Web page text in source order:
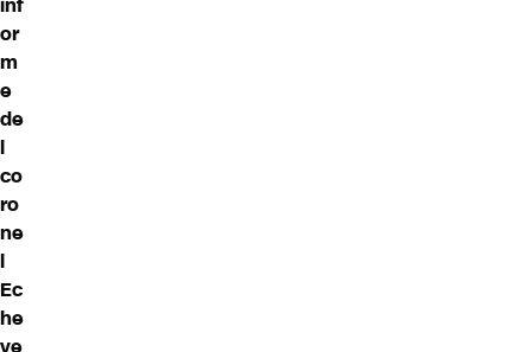
or
m
e
de
l
co
ro
ne
l
Ec
he
ve